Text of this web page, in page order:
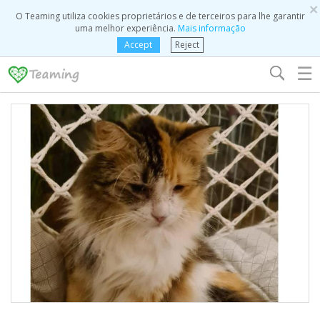
×
O Teaming utiliza cookies proprietários e de terceiros para lhe garantir
uma melhor experiência. Mais informação
Accept
Reject
☰